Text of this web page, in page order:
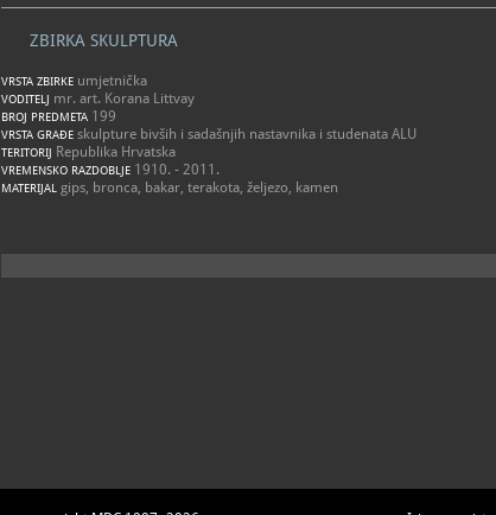
ZBIRKA SKULPTURA
VRSTA ZBIRKE umjetnička
VODITELJ mr. art. Korana Littvay
BROJ PREDMETA 199
VRSTA GRAĐE skulpture bivših i sadašnjih nastavnika i studenata ALU
TERITORIJ Republika Hrvatska
VREMENSKO RAZDOBLJE 1910. - 2011.
MATERIJAL gips, bronca, bakar, terakota, željezo, kamen